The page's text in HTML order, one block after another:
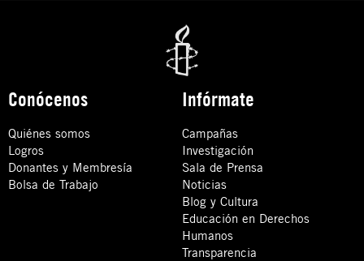
Conócenos
Quiénes somos
Logros
Donantes y Membresía
Bolsa de Trabajo
Infórmate
Campañas
Investigación
Sala de Prensa
Noticias
Blog y Cultura
Educación en Derechos
Humanos
Transparencia